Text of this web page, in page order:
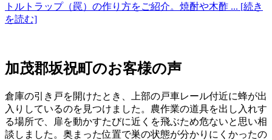
トルトラップ（罠）の作り方をご紹介。焼酎や木酢 ... [続き
を読む]
加茂郡坂祝町のお客様の声
倉庫の引き戸を開けたとき、上部の戸車レール付近に蜂が出
入りしているのを見つけました。農作業の道具を出し入れす
る場所で、扉を動かすたびに近くを飛ぶため危ないと思い相
談しました。奥まった位置で巣の状態が分かりにくかったの